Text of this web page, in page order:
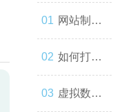
网站制
作：让你
的品牌与
如何打造
一款高效
虚拟数字